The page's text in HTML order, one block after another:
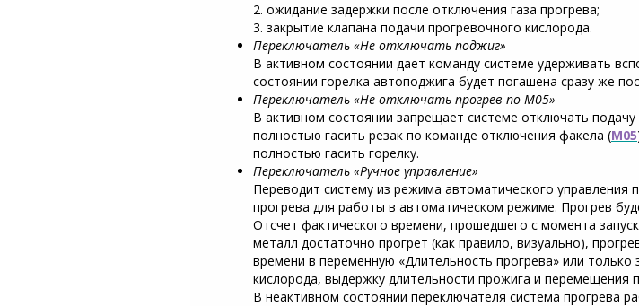
2. ожидание задержки после отключения газа прогрева;
3. закрытие клапана подачи прогревочного кислорода.
Переключатель «Не отключать поджиг»
В активном состоянии дает команду системе удерживать
состоянии горелка автоподжига будет погашена сразу же
Переключатель «Не отключать прогрев по M05»
В активном состоянии запрещает системе отключать
полностью гасить резак по команде отключения факела (М05
полностью гасить горелку.
Переключатель «Ручное управление»
Переводит систему из режима автоматического управления
прогрева для работы в автоматическом режиме. Прогрев
Отсчет фактического времени, прошедшего с момента
металл достаточно прогрет (как правило, визуально),
времени в переменную «Длительность прогрева» или
кислорода, выдержку длительности прожига и перемещения
В неактивном состоянии переключателя система прогрева